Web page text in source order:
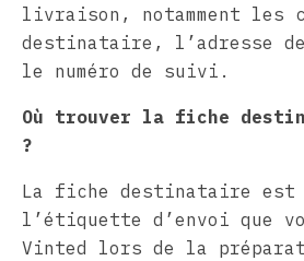
livraison, notamment les
destinataire, l’adresse
le numéro de suivi.
Où trouver la fiche
?
La fiche destinataire est
l’étiquette d’envoi que
Vinted lors de la